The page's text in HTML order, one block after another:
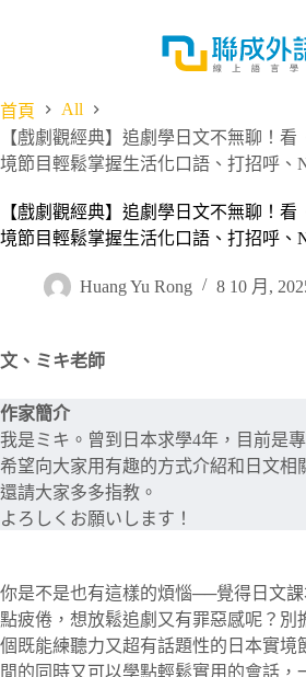
要
內
容
首頁
All
【戲劇觀經典】追劇學日文不無聊！
境節目輕鬆掌握生活化口語、打招呼、
【戲劇觀經典】追劇學日文不無聊！
境節目輕鬆掌握生活化口語、打招呼、
Huang Yu Rong 8 10 月,
文、ミキ老師
作家簡介
我是ミキ。曾到日本求學4年，目前是
希望向大家用有趣的方式介紹和日文相
還請大家多多指教。
よろしくお願いします！
你是不是也有這樣的煩惱──覺得日文
點疲倦，想放鬆追劇又有罪惡感呢？別
個既能練聽力又超有話題性的日本實境
閒的同時又可以學點輕鬆實用的會話，